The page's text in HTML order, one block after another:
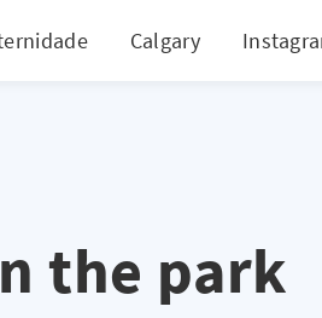
Calgary
the park